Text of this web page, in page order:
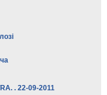
. 22-09-2011